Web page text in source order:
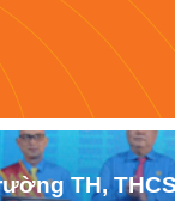
Đoàn Thể
TH,